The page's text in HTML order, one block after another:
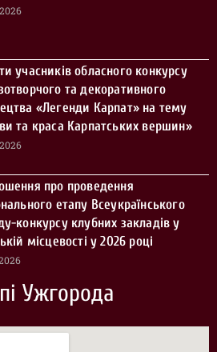
учасників обласного конкурсу
та декоративного
«Легенди Карпат» на тему
та краса Карпатських вершин»
про проведення
етапу Всеукраїнського
конкурсу клубних закладів у
місцевості у 2026 році
Ужгорода